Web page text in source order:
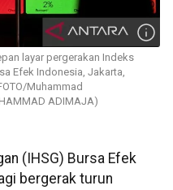
layar pergerakan Indeks
Efek Indonesia, Jakarta,
Muhammad
ADIMAJA)
(IHSG) Bursa Efek
bergerak turun